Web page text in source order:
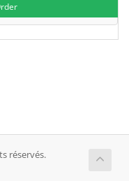
réservés.